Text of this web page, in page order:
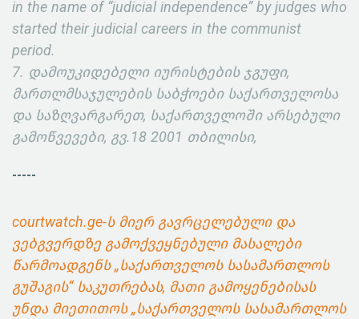
in the name of “judicial independence” by judges who
started their judicial careers in the communist
period.
7. დამოუკიდებელი იურისტების ჯგუფი,
მართლმსაჯულების საბჭოები საქართველოსა
და საზღვარგარეთ, საქართველოში არსებული
გამოწვევები, გვ.18 2001 თბილისი,
-----
courtwatch.ge-ს მიერ გავრცელებული და
ვებგვერდზე გამოქვეყნებული მასალები
წარმოადგენს „საქართველოს სასამართლოს
გუშაგის“ საკუთრებას, მათი გამოყენებისას
უნდა მიეთითოს „საქართველოს სასამართლოს